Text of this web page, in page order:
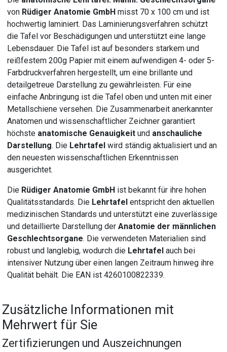
von Rüdiger Anatomie GmbH misst 70 x 100 cm und ist
hochwertig laminiert. Das Laminierungsverfahren schützt
die Tafel vor Beschädigungen und unterstützt eine lange
Lebensdauer. Die Tafel ist auf besonders starkem und
reißfestem 200g Papier mit einem aufwendigen 4- oder 5-
Farbdruckverfahren hergestellt, um eine brillante und
detailgetreue Darstellung zu gewährleisten. Für eine
einfache Anbringung ist die Tafel oben und unten mit einer
Metallschiene versehen. Die Zusammenarbeit anerkannter
Anatomen und wissenschaftlicher Zeichner garantiert
höchste anatomische Genauigkeit und anschauliche
Darstellung. Die Lehrtafel wird ständig aktualisiert und an
den neuesten wissenschaftlichen Erkenntnissen
ausgerichtet.
Die Rüdiger Anatomie GmbH ist bekannt für ihre hohen
Qualitätsstandards. Die Lehrtafel entspricht den aktuellen
medizinischen Standards und unterstützt eine zuverlässige
und detaillierte Darstellung derAnatomie der männlichen
Geschlechtsorgane. Die verwendeten Materialien sind
robust und langlebig, wodurch die Lehrtafel auch bei
intensiver Nutzung über einen langen Zeitraum hinweg ihre
Qualität behält. Die EAN ist 4260100822339.
Zusätzliche Informationen mit
Mehrwert für Sie
Zertifizierungen und Auszeichnungen